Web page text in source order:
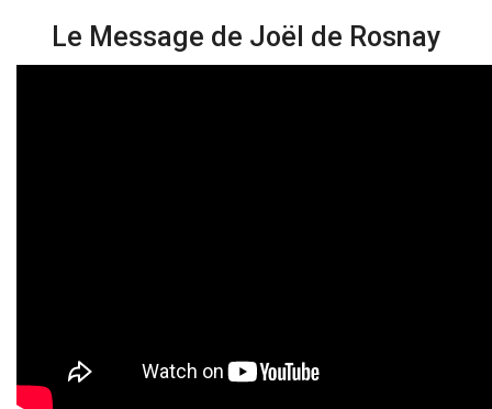
Le Message de Joël de Rosnay